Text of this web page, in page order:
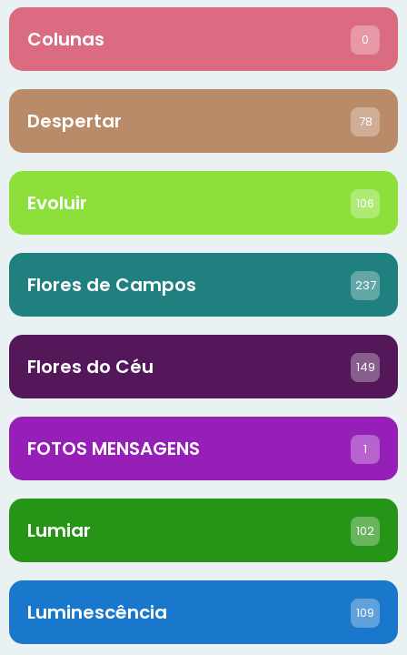
Colunas 0
Despertar 78
Evoluir 106
Flores de Campos 237
Flores do Céu 149
FOTOS MENSAGENS 1
Lumiar 102
Luminescência 109